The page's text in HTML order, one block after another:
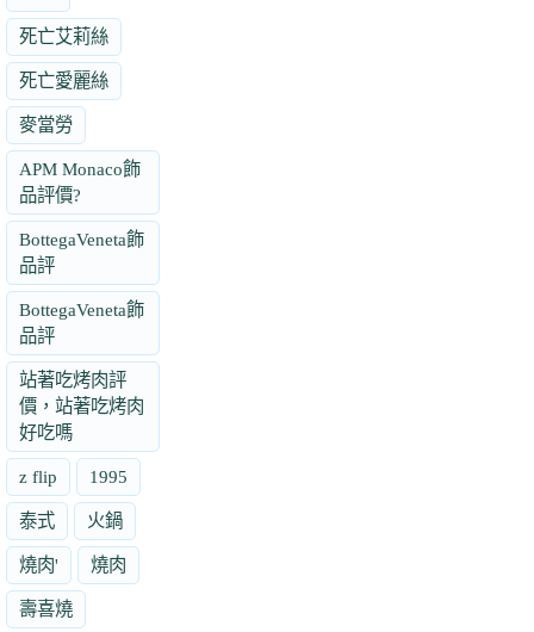
死亡艾莉絲
死亡愛麗絲
麥當勞
APM Monaco飾
品評價?
BottegaVeneta飾
品評
BottegaVeneta飾
品評
站著吃烤肉評
價，站著吃烤肉
好吃嗎
z flip 1995
泰式 火鍋
燒肉' 燒肉
壽喜燒